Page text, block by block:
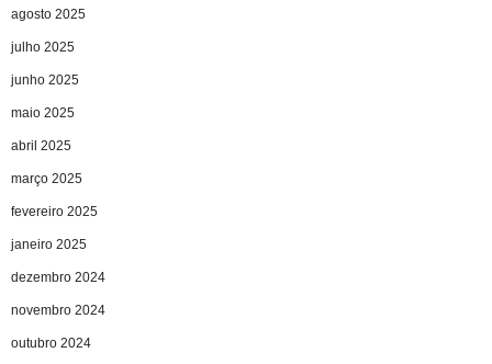
agosto 2025
julho 2025
junho 2025
maio 2025
abril 2025
março 2025
fevereiro 2025
janeiro 2025
dezembro 2024
novembro 2024
outubro 2024